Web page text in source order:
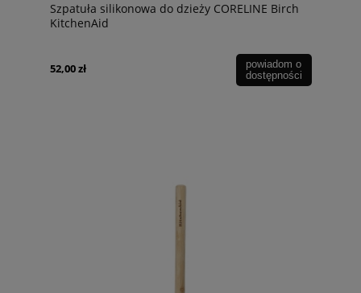
Szpatuła silikonowa do dzieży CORELINE Birch
KitchenAid
52,00 zł
powiadom o
dostępności